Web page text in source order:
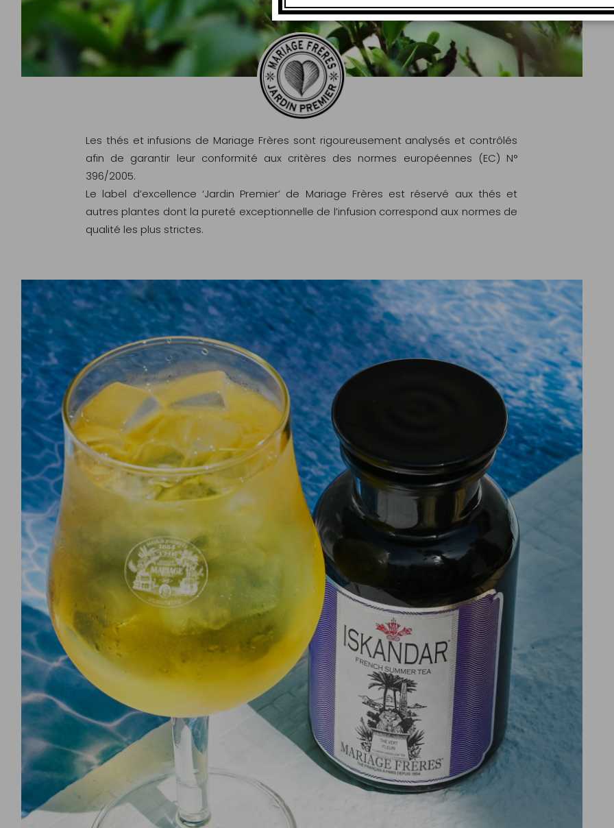
Les thés et infusions de Mariage Frères sont rigoureusement analysés et contrôlés
afin de garantir leur conformité aux critères des normes européennes (EC) N°
396/2005.
Le label d’excellence ‘Jardin Premier’ de Mariage Frères est réservé aux thés et
autres plantes dont la pureté exceptionnelle de l’infusion correspond aux normes de
qualité les plus strictes.